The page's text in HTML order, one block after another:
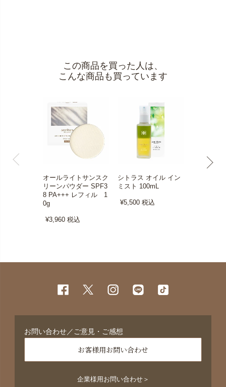
この商品を買った人は、
こんな商品も買っています
オールライトサンスク
リーンパウダー SPF3
8 PA+++ レフィル 1
0g
¥3,960税込
シトラス オイル イン
ミスト 100mL
¥5,500税込
お問い合わせ／ご意見・ご感想
お客様用お問い合わせ
企業様用お問い合わせ＞